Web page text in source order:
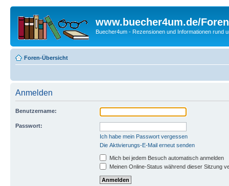
www.buecher4um.de/Foren
Buecher4um - Rezensionen und Informationen rund
Foren-Übersicht
Anmelden
Benutzername:
Passwort:
Ich habe mein Passwort vergessen
Die Aktivierungs-E-Mail erneut senden
Mich bei jedem Besuch automatisch anmelden
Meinen Online-Status während dieser Sitzung